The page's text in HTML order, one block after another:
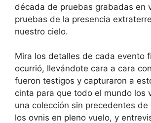
década de pruebas grabadas en
pruebas de la presencia
nuestro cielo.
Mira los detalles de cada evento
ocurrió, llevándote cara a cara
fueron testigos y capturaron a
cinta para que todo el mundo los
una colección sin precedentes de
los ovnis en pleno vuelo, y